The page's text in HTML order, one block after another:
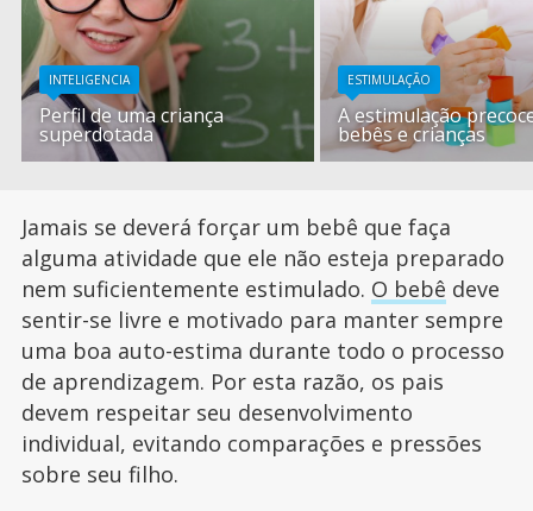
INTELIGENCIA
Perfil de uma criança
superdotada
ESTIMULAÇÃO
A estimulação
bebês e crianças
Jamais se deverá forçar um bebê que faça
alguma atividade que ele não esteja preparado
nem suficientemente estimulado. O bebê deve
sentir-se livre e motivado para manter sempre
uma boa auto-estima durante todo o processo
de aprendizagem. Por esta razão, os pais
devem respeitar seu desenvolvimento
individual, evitando comparações e pressões
sobre seu filho.